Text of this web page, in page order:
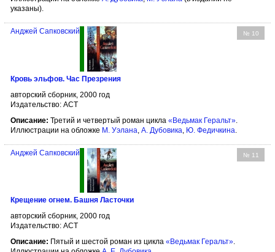
указаны).
№ 10
Анджей Сапковский
Кровь эльфов. Час Презрения
авторский сборник, 2000 год
Издательство: АСТ
Описание: Третий и четвертый роман цикла «Ведьмак Геральт».
Иллюстрации на обложке М. Уэлана, А. Дубовика, Ю. Федичкина.
№ 11
Анджей Сапковский
Крещение огнем. Башня Ласточки
авторский сборник, 2000 год
Издательство: АСТ
Описание: Пятый и шестой роман из цикла «Ведьмак Геральт»